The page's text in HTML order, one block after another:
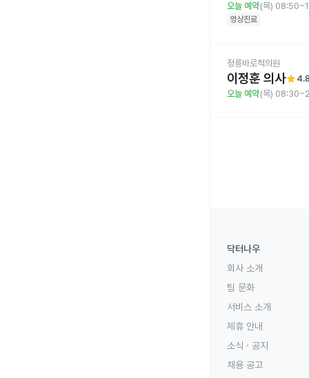
오늘 예약(목)
영상진료
정릉바로척의원
이정훈 의사star
오늘 예약(목)
닥터나우
회사 소개
팀 문화
서비스 소개
제휴 안내
소식 · 공지
채용 공고